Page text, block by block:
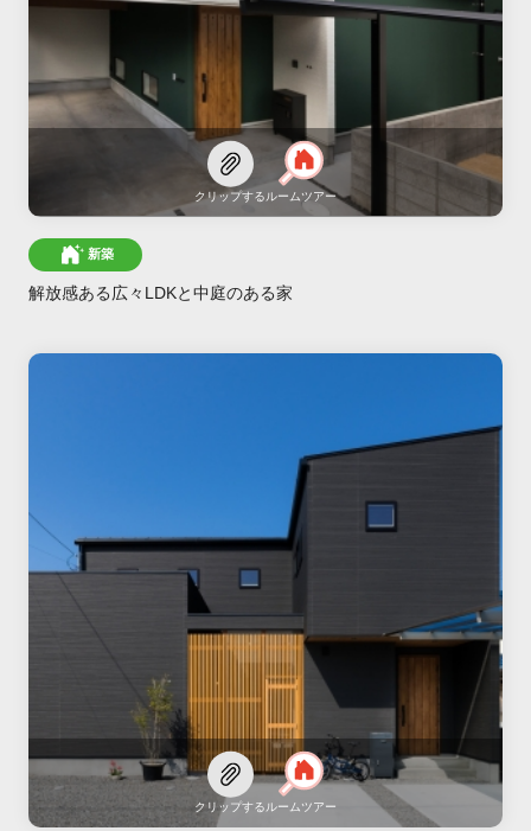
クリップするルームツアー
新築
解放感ある広々LDKと中庭のある家
クリップするルームツアー